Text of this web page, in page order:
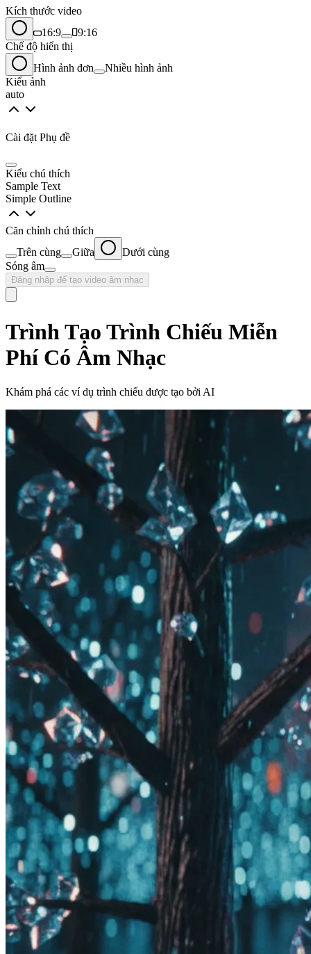
Kích thước video
16:9
9:16
Chế độ hiển thị
Hình ảnh đơn
Nhiều hình ảnh
Kiểu ảnh
auto
Cài đặt Phụ đề
Kiểu chú thích
Sample Text
Simple Outline
Căn chỉnh chú thích
Trên cùng
Giữa
Dưới cùng
Sóng âm
Đăng nhập để tạo video âm nhạc
Trình Tạo Trình Chiếu Miễn
Phí Có Âm Nhạc
Khám phá các ví dụ trình chiếu được tạo bởi AI